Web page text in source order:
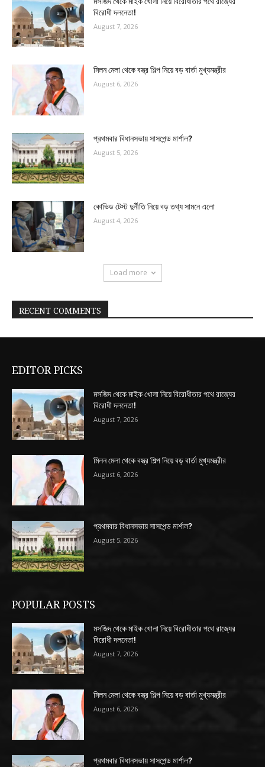
বিরোধী দলনেতা!
August 7, 2026
মিলন মেলা থেকে বস্ত্র শিল্প নিয়ে বড় বার্তা মুখ্যমন্ত্রীর
August 6, 2026
প্রথমবার বিধানসভায় সাসপেন্ড মার্শাল?
August 5, 2026
কোভিড টেস্ট দুর্নীতি নিয়ে বড় তথ্য সামনে এলো
August 4, 2026
Load more
RECENT COMMENTS
EDITOR PICKS
মসজিদ থেকে মাইক খোলা নিয়ে বিরোধীতার পথে রাজ্যের
বিরোধী দলনেতা!
August 7, 2026
মিলন মেলা থেকে বস্ত্র শিল্প নিয়ে বড় বার্তা মুখ্যমন্ত্রীর
August 6, 2026
প্রথমবার বিধানসভায় সাসপেন্ড মার্শাল?
August 5, 2026
POPULAR POSTS
মসজিদ থেকে মাইক খোলা নিয়ে বিরোধীতার পথে রাজ্যের
বিরোধী দলনেতা!
August 7, 2026
মিলন মেলা থেকে বস্ত্র শিল্প নিয়ে বড় বার্তা মুখ্যমন্ত্রীর
August 6, 2026
প্রথমবার বিধানসভায় সাসপেন্ড মার্শাল?